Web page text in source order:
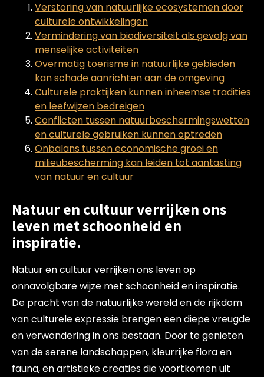
Verstoring van natuurlijke ecosystemen door
culturele ontwikkelingen
Vermindering van biodiversiteit als gevolg van
menselijke activiteiten
Overmatig toerisme in natuurlijke gebieden
kan schade aanrichten aan de omgeving
Culturele praktijken kunnen inheemse tradities
en leefwijzen bedreigen
Conflicten tussen natuurbeschermingswetten
en culturele gebruiken kunnen optreden
Onbalans tussen economische groei en
milieubescherming kan leiden tot aantasting
van natuur en cultuur
Natuur en cultuur verrijken ons
leven met schoonheid en
inspiratie.
Natuur en cultuur verrijken ons leven op
onnavolgbare wijze met schoonheid en inspiratie.
De pracht van de natuurlijke wereld en de rijkdom
van culturele expressie brengen een diepe vreugde
en verwondering in ons bestaan. Door te genieten
van de serene landschappen, kleurrijke flora en
fauna, en artistieke creaties die voortkomen uit